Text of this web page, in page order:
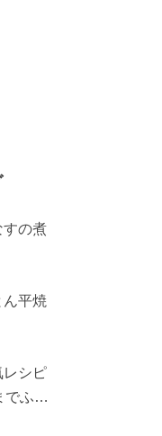
すの煮
平焼
レシピ
でふん